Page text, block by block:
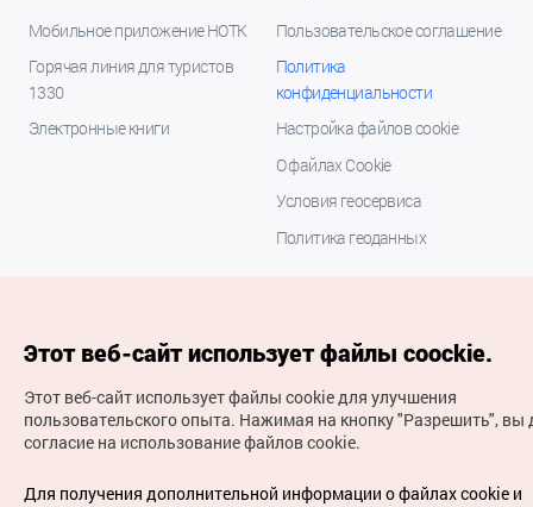
Мобильное приложение НОТК
Горячая линия для туристов
1330
Электронные книги
Пользовательское соглашение
Политика
конфиденциальности
Настройка файлов cookie
О файлах Cookie
Условия геосервиса
Политика геоданных
(с) Национальная организация туризма Кореи Все
права защищены
Этот веб-сайт использует файлы coockie.
Этот веб-сайт использует файлы cookie для улучшения
пользовательского опыта. Нажимая на кнопку "Разрешить", вы
согласие на использование файлов cookie.
Для получения дополнительной информации о файлах cookie и